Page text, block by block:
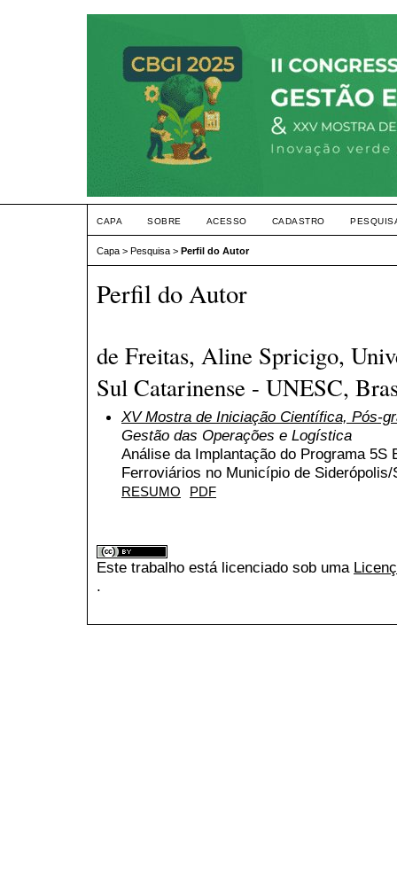
CAPA SOBRE ACESSO CADASTRO
Capa > Pesquisa > Perfil do Autor
Perfil do Autor
de Freitas, Aline Spricigo,
Sul Catarinense - UNESC,
XV Mostra de Iniciação Científica, Pós-
Gestão das Operações e Logística
Análise da Implantação do Programa 5S
Ferroviários no Município de Siderópolis/
RESUMO PDF
Este trabalho está licenciado sob uma
.